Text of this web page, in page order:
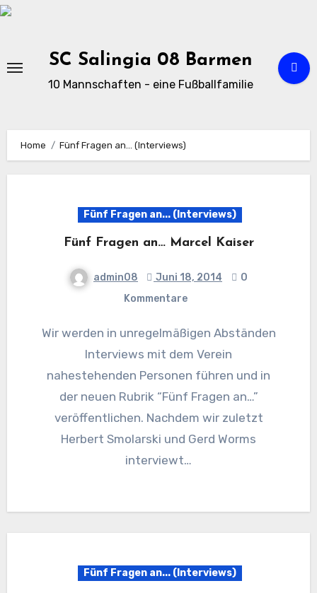
Zu
SC Salingia 08 Barmen
10 Mannschaften - eine Fußballfamilie
Home Fünf Fragen an… (Interviews)
Fünf Fragen an... (Interviews)
Fünf Fragen an… Marcel Kaiser
admin08 Juni 18, 2014
0
Kommentare
Wir werden in unregelmäßigen Abständen
Interviews mit dem Verein
nahestehenden Personen führen und in
der neuen Rubrik “Fünf Fragen an…”
veröffentlichen. Nachdem wir zuletzt
Herbert Smolarski und Gerd Worms
interviewt…
Fünf Fragen an... (Interviews)